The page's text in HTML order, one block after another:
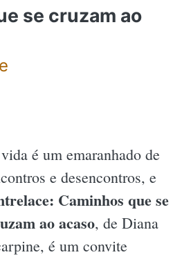
se cruzam ao
é um emaranhado de
e desencontros, e
Caminhos que se
ao acaso, de Diana
é um convite